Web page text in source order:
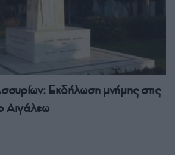
Εκδήλωση μνήμης στις
Αιγάλεω